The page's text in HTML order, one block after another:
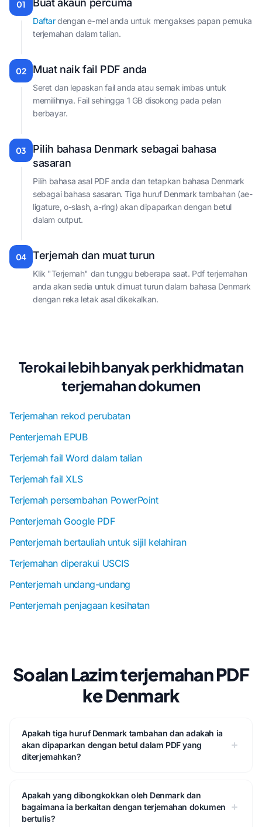
01 Buat akaun percuma
Daftardengan e-mel anda untuk mengakses papan pemuka
terjemahan dalam talian.
02 Muat naik fail PDF anda
Seret dan lepaskan fail anda atau semak imbas untuk
memilihnya. Fail sehingga 1 GB disokong pada pelan
berbayar.
03
Pilih bahasa Denmark sebagai bahasa
sasaran
Pilih bahasa asal PDF anda dan tetapkan bahasa Denmark
sebagai bahasa sasaran. Tiga huruf Denmark tambahan (ae-
ligature, o-slash, a-ring) akan dipaparkan dengan betul
dalam output.
04 Terjemah dan muat turun
Klik "Terjemah" dan tunggu beberapa saat. Pdf terjemahan
anda akan sedia untuk dimuat turun dalam bahasa Denmark
dengan reka letak asal dikekalkan.
Terokai lebih banyak perkhidmatan
terjemahan dokumen
Terjemahan rekod perubatan
Penterjemah EPUB
Terjemah fail Word dalam talian
Terjemah fail XLS
Terjemah persembahan PowerPoint
Penterjemah Google PDF
Penterjemah bertauliah untuk sijil kelahiran
Terjemahan diperakui USCIS
Penterjemah undang-undang
Penterjemah penjagaan kesihatan
Soalan Lazim terjemahan PDF
ke Denmark
Apakah tiga huruf Denmark tambahan dan adakah ia
akan dipaparkan dengan betul dalam PDF yang
diterjemahkan?
Apakah yang dibongkokkan oleh Denmark dan
bagaimana ia berkaitan dengan terjemahan dokumen
bertulis?